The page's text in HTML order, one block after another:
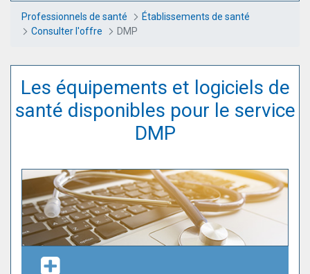
Professionnels de santé
Établissements de santé
Consulter l'offre
DMP
Les équipements et logiciels de
santé disponibles pour le service
DMP